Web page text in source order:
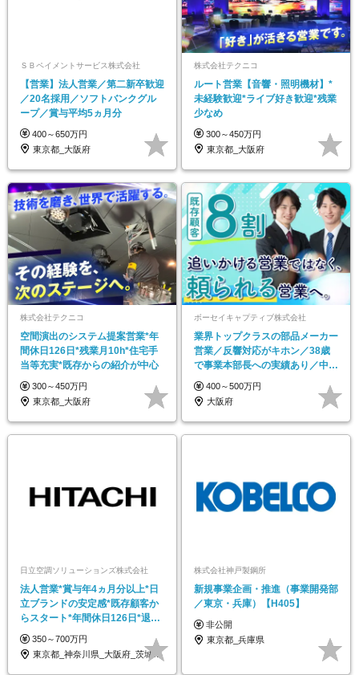
ＳＢペイメントサービス株式会社
【営業】法人営業／第二新卒歓迎
／20名採用／ソフトバンクグル
ープ／賞与平均5ヵ月分
400～650万円
東京都_大阪府
株式会社テクニコ
ルート営業【音響・照明機材】*
未経験歓迎*ライブ好き歓迎*残業
少なめ
300～450万円
東京都_大阪府
株式会社テクニコ
空間演出のシステム提案営業*年
間休日126日*残業月10h*住宅手
当等充実*既存からの紹介が中心
300～450万円
東京都_大阪府
ボーセイキャプティブ株式会社
業界トップクラスの部品メーカー
営業／反響対応がキホン／38歳
で事業本部長への実績あり／中途
入社100％／厚待遇
400～500万円
大阪府
日立空調ソリューションズ株式会社
法人営業*賞与年4ヵ月分以上*日
立ブランドの安定感*既存顧客か
らスタート*年間休日126日*退職
金あり
350～700万円
東京都_神奈川県_大阪府_茨城県_栃木県…
株式会社神戸製鋼所
新規事業企画・推進（事業開発部
／東京・兵庫）【H405】
非公開
東京都_兵庫県